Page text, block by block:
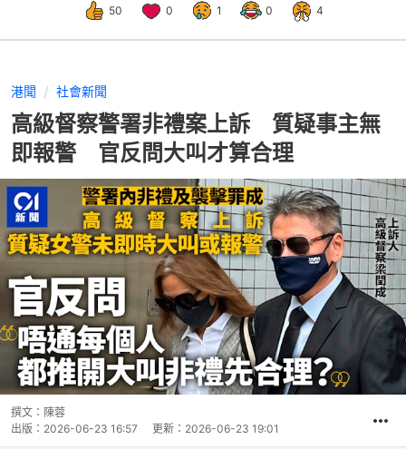
50 0 1 0 4
港聞 社會新聞
高級督察警署非禮案上訴 質疑事主無
即報警 官反問大叫才算合理
撰文： 陳蓉
出版： 2026-06-23 16:57 更新： 2026-06-23 19:01